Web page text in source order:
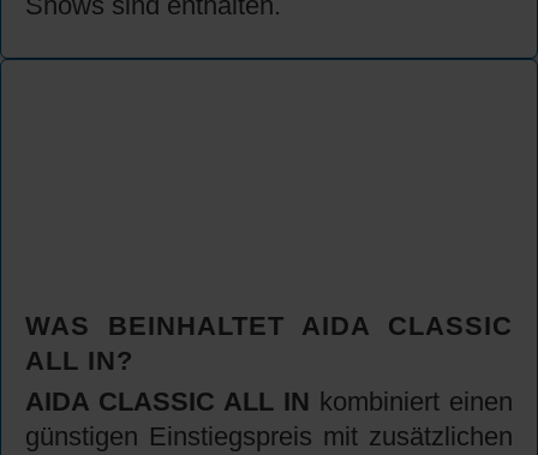
WAS BEINHALTET AIDA CLASSIC
ALL IN?
AIDA CLASSIC ALL IN kombiniert einen
günstigen Einstiegspreis mit zusätzlichen